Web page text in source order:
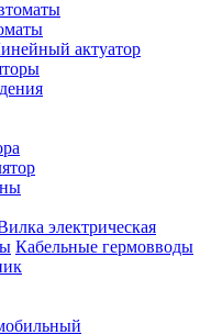
актуатор
электрическая
Кабельные гермовводы